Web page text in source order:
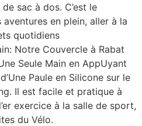
sac à dos. C’est le
en plein, aller à la
quotidiens
Notre Couvercle à Rabat
Seule Main en AppUyant
Paule en Silicone sur le
Il est facile et pratique à
exercice à la salle de sport,
du Vélo.